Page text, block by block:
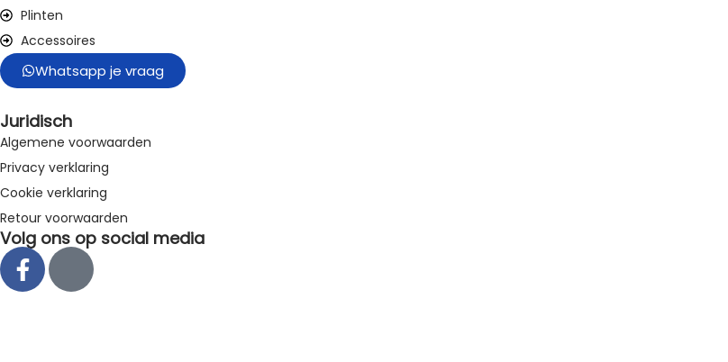
Plinten
Accessoires
Whatsapp je vraag
Juridisch
Algemene voorwaarden
Privacy verklaring
Cookie verklaring
Retour voorwaarden
Volg ons op social media